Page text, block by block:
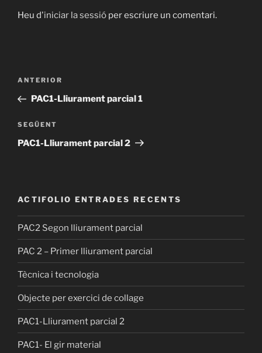
Heu d'iniciar la sessió per escriure un comentari.
Navegació
Entrada
anterior
ANTERIOR
PAC1-Lliurament parcial 1
Entrada
següent
SEGÜENT
PAC1-Lliurament parcial 2
ACTIFOLIO ENTRADES RECENTS
PAC2 Segon lliurament parcial
PAC 2 – Primer lliurament parcial
Tècnica i tecnologia
Objecte per exercici de collage
PAC1-Lliurament parcial 2
PAC1- El gir material